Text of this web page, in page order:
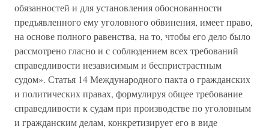
обязанностей и для установления обоснованности
предъявленного ему уголовного обвинения, имеет право,
на основе полного равенства, на то, чтобы его дело было
рассмотрено гласно и с соблюдением всех требований
справедливости независимым и беспристрастным
судом». Статья 14 Международного пакта о гражданских
и политических правах, формулируя общее требование
справедливости к судам при производстве по уголовным
и гражданским делам, конкретизирует его в виде